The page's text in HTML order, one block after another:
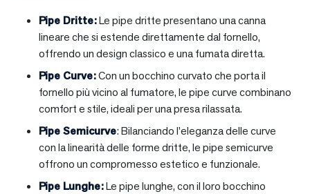
Pipe Dritte:Le pipe dritte presentano una canna
lineare che si estende direttamente dal fornello,
offrendo un design classico e una fumata diretta.
Pipe Curve:Con un bocchino curvato che porta il
fornello più vicino al fumatore, le pipe curve combinano
comfort e stile, ideali per una presa rilassata.
Pipe Semicurve: Bilanciando l’eleganza delle curve
con la linearità delle forme dritte, le pipe semicurve
offrono un compromesso estetico e funzionale.
Pipe Lunghe:Le pipe lunghe, con il loro bocchino